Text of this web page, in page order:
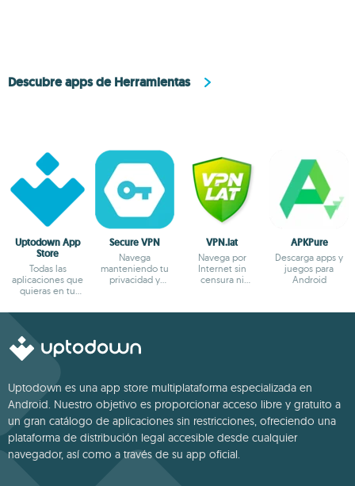
Descubre apps de Herramientas
Uptodown App
Store
Todas las
aplicaciones que
quieras en tu
Secure VPN
Navega
manteniendo tu
privacidad y
VPN.lat
Navega por
Internet sin
censura ni
APKPure
Descarga apps y
juegos para
Android
Uptodown es una app store multiplataforma especializada en
Android. Nuestro objetivo es proporcionar acceso libre y gratuito a
un gran catálogo de aplicaciones sin restricciones, ofreciendo una
plataforma de distribución legal accesible desde cualquier
navegador, así como a través de su app oficial.